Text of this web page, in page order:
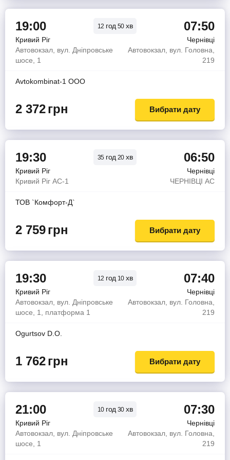
19:00 12 год 50 хв 07:50
Кривий Ріг
Чернівці
Автовокзал, вул. Дніпровське
шосе, 1
Автовокзал, вул. Головна,
219
Avtokombinat-1 OOO
2 372грн Вибрати дату
19:30 35 год 20 хв 06:50
Кривий Ріг
Чернівці
Кривий Ріг АС-1
ЧЕРНIВЦI АС
ТОВ `Комфорт-Д`
2 759грн Вибрати дату
19:30 12 год 10 хв 07:40
Кривий Ріг
Чернівці
Автовокзал, вул. Дніпровське
шосе, 1, платформа 1
Автовокзал, вул. Головна,
219
Ogurtsov D.O.
1 762грн Вибрати дату
21:00 10 год 30 хв 07:30
Кривий Ріг
Чернівці
Автовокзал, вул. Дніпровське
шосе, 1
Автовокзал, вул. Головна,
219